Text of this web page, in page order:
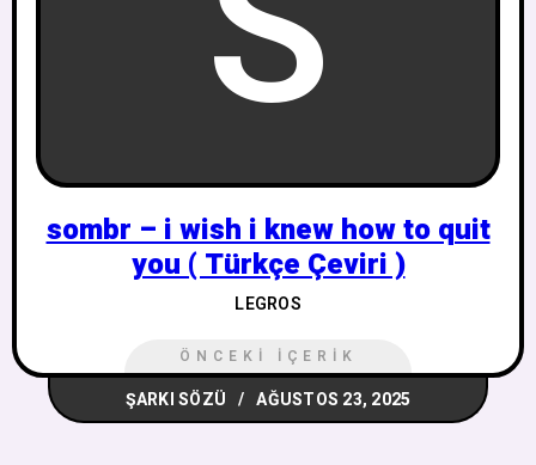
sombr – i wish i knew how to quit
you ( Türkçe Çeviri )
LEGROS
ÖNCEKI İÇERIK
ŞARKI SÖZÜ AĞUSTOS 23, 2025